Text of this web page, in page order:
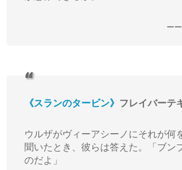
――
《スランのタービン》 フレイバーテ
ウルザがヴィーアシーノにそれが何
聞いたとき、彼らは答えた。「ブン
のだよ」